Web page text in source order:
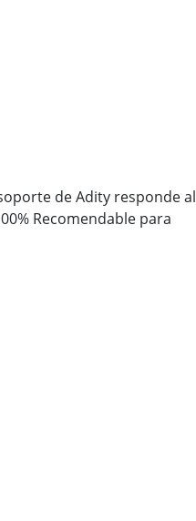
de Adity responde al
Recomendable para